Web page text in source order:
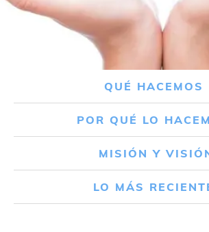
QUÉ HACEMOS
POR QUÉ LO
MISIÓN Y
LO MÁS